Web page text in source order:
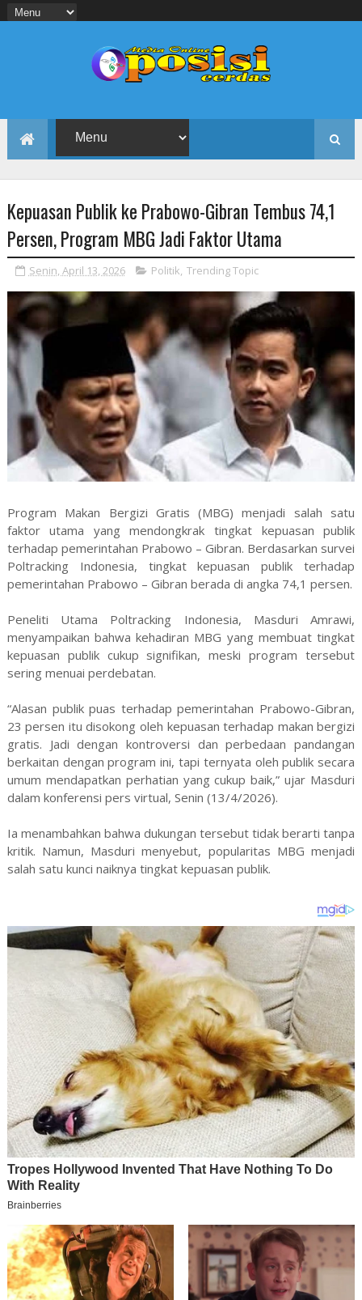
Kepuasan Publik ke Prabowo-Gibran Tembus 74,1
Persen, Program MBG Jadi Faktor Utama
Senin, April 13, 2026 Politik, Trending Topic
Program Makan Bergizi Gratis (MBG) menjadi salah satu
faktor utama yang mendongkrak tingkat kepuasan publik
terhadap pemerintahan Prabowo – Gibran. Berdasarkan survei
Poltracking Indonesia, tingkat kepuasan publik terhadap
pemerintahan Prabowo – Gibran berada di angka 74,1 persen.
Peneliti Utama Poltracking Indonesia, Masduri Amrawi,
menyampaikan bahwa kehadiran MBG yang membuat tingkat
kepuasan publik cukup signifikan, meski program tersebut
sering menuai perdebatan.
“Alasan publik puas terhadap pemerintahan Prabowo-Gibran,
23 persen itu disokong oleh kepuasan terhadap makan bergizi
gratis. Jadi dengan kontroversi dan perbedaan pandangan
berkaitan dengan program ini, tapi ternyata oleh publik secara
umum mendapatkan perhatian yang cukup baik,” ujar Masduri
dalam konferensi pers virtual, Senin (13/4/2026).
Ia menambahkan bahwa dukungan tersebut tidak berarti tanpa
kritik. Namun, Masduri menyebut, popularitas MBG menjadi
salah satu kunci naiknya tingkat kepuasan publik.